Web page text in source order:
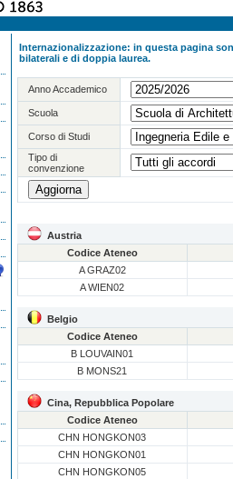
Internazionalizzazione: in questa pagina
bilaterali e di doppia laurea.
Anno Accademico
Scuola
Corso di Studi
Tipo di
convenzione
Austria
Codice Ateneo
A GRAZ02
A WIEN02
Belgio
Codice Ateneo
B LOUVAIN01
B MONS21
Cina, Repubblica Popolare
Codice Ateneo
CHN HONGKON03
CHN HONGKON01
CHN HONGKON05